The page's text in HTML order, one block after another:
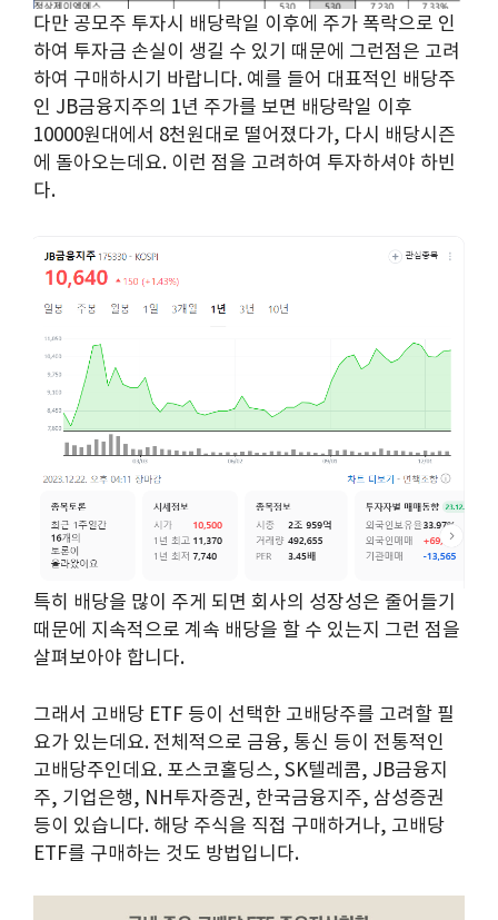
다만 공모주 투자시 배당락일 이후에 주가 폭락으로 인
하여 투자금 손실이 생길 수 있기 때문에 그런점은 고려
하여 구매하시기 바랍니다. 예를 들어 대표적인 배당주
인 JB금융지주의 1년 주가를 보면 배당락일 이후
10000원대에서 8천원대로 떨어졌다가, 다시 배당시즌
에 돌아오는데요. 이런 점을 고려하여 투자하셔야 하빈
다.
특히 배당을 많이 주게 되면 회사의 성장성은 줄어들기
때문에 지속적으로 계속 배당을 할 수 있는지 그런 점을
살펴보아야 합니다.
그래서 고배당 ETF 등이 선택한 고배당주를 고려할 필
요가 있는데요. 전체적으로 금융, 통신 등이 전통적인
고배당주인데요. 포스코홀딩스, SK텔레콤, JB금융지
주, 기업은행, NH투자증권, 한국금융지주, 삼성증권
등이 있습니다. 해당 주식을 직접 구매하거나, 고배당
ETF를 구매하는 것도 방법입니다.